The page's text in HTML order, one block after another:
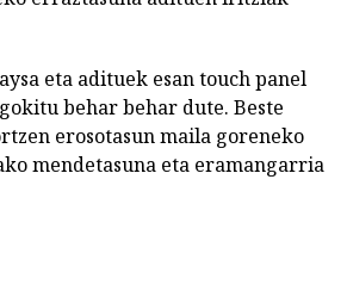
eta adituek esan touch panel
behar behar dute. Beste
erosotasun maila goreneko
mendetasuna eta eramangarria